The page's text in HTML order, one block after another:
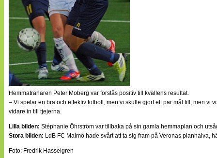
Hemmatränaren Peter Moberg var förstås positiv till kvällens resultat.
– Vi spelar en bra och effektiv fotboll, men vi skulle gjort ett par mål till, men vi
vidare in till tjejerna.
Lilla bilden: Stéphanie Öhrström var tillbaka på sin gamla hemmaplan och
Stora bilden: LdB FC Malmö hade svårt att ta sig fram på Veronas planhalva,
Foto: Fredrik Hasselgren